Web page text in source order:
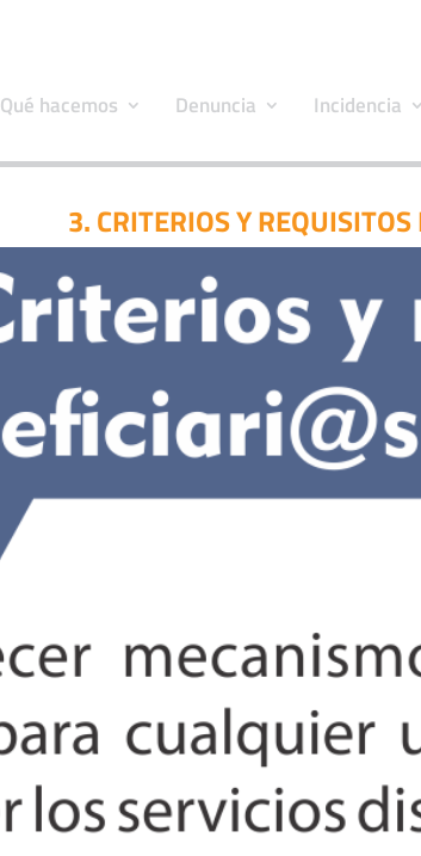
Qué hacemos Denuncia Incidencia
3. CRITERIOS Y